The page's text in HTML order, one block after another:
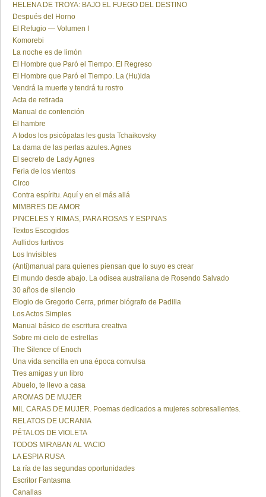
HELENA DE TROYA: BAJO EL FUEGO DEL DESTINO
Después del Horno
El Refugio — Volumen I
Komorebi
La noche es de limón
El Hombre que Paró el Tiempo. El Regreso
El Hombre que Paró el Tiempo. La (Hu)ida
Vendrá la muerte y tendrá tu rostro
Acta de retirada
Manual de contención
El hambre
A todos los psicópatas les gusta Tchaikovsky
La dama de las perlas azules. Agnes
El secreto de Lady Agnes
Feria de los vientos
Circo
Contra espíritu. Aquí y en el más allá
MIMBRES DE AMOR
PINCELES Y RIMAS, PARA ROSAS Y ESPINAS
Textos Escogidos
Aullidos furtivos
Los Invisibles
(Anti)manual para quienes piensan que lo suyo es crear
El mundo desde abajo. La odisea australiana de Rosendo Salvado
30 años de silencio
Elogio de Gregorio Cerra, primer biógrafo de Padilla
Los Actos Simples
Manual básico de escritura creativa
Sobre mi cielo de estrellas
The Silence of Enoch
Una vida sencilla en una época convulsa
Tres amigas y un libro
Abuelo, te llevo a casa
AROMAS DE MUJER
MIL CARAS DE MUJER. Poemas dedicados a mujeres sobresalientes.
RELATOS DE UCRANIA
PÉTALOS DE VIOLETA
TODOS MIRABAN AL VACIO
LA ESPIA RUSA
La ría de las segundas oportunidades
Escritor Fantasma
Canallas